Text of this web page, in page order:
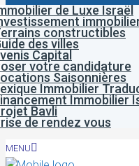
de Luxe Israël
constructibles
des villes
Capital
votre candidature
Saisonnières
Immobilier
Immobilier
Bavli
de rendez vous
MENU